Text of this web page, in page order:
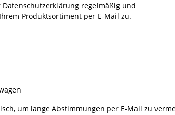
Datenschutzerklärung regelmäßig und
Produktsortiment per E-Mail zu.
um lange Abstimmungen per E-Mail zu